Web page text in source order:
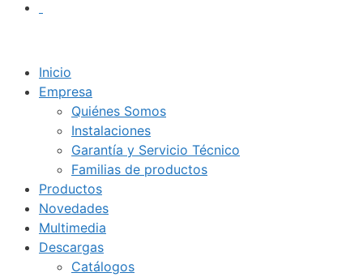
Inicio
Empresa
Quiénes Somos
Instalaciones
Garantía y Servicio Técnico
Familias de productos
Productos
Novedades
Multimedia
Descargas
Catálogos